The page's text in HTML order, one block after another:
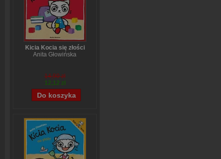
Kicia Kocia się złości
Anita Głowińska
14,90 zł
12,12 zł